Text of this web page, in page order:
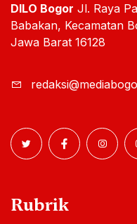
DILO Bogor Jl. Raya
Babakan, Kecamatan
Jawa Barat 16128
Rubrik